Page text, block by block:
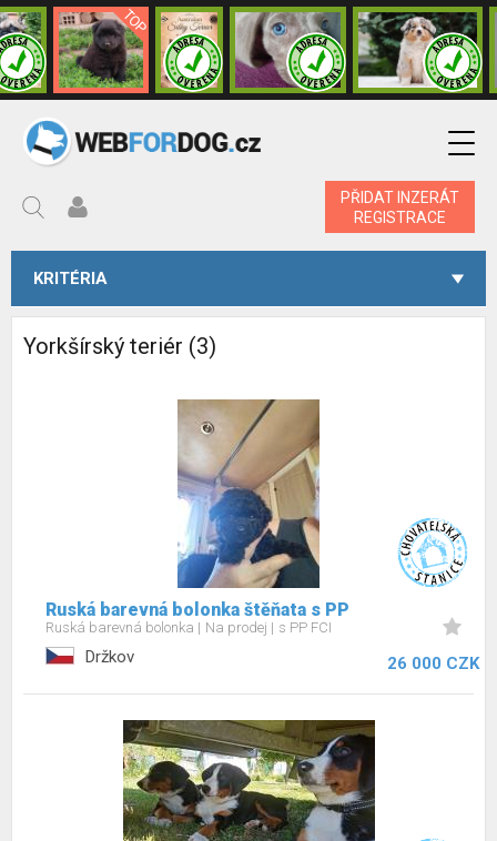
PŘIDAT INZERÁT
REGISTRACE
KRITÉRIA
Yorkšírský teriér (3)
Ruská barevná bolonka štěňata s PP
Ruská barevná bolonka Na prodej s PP FCI
Držkov 26 000 CZK